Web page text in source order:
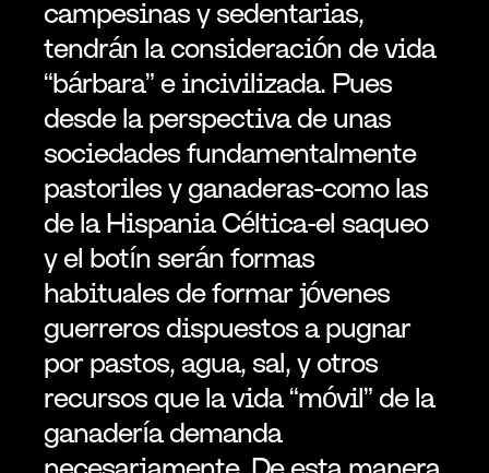
campesinas y sedentarias,
tendrán la consideración de vida
“bárbara” e incivilizada. Pues
desde la perspectiva de unas
sociedades fundamentalmente
pastoriles y ganaderas-como las
de la Hispania Céltica-el saqueo
y el botín serán formas
habituales de formar jóvenes
guerreros dispuestos a pugnar
por pastos, agua, sal, y otros
recursos que la vida “móvil” de la
ganadería demanda